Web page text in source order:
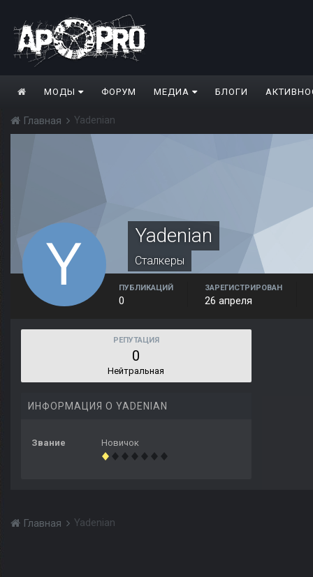
МОДЫ ФОРУМ МЕДИА БЛОГИ
Главная Yadenian
Yadenian
Сталкеры
ПУБЛИКАЦИЙ
0
ЗАРЕГИСТРИРОВАН
26 апреля
РЕПУТАЦИЯ
0
Нейтральная
ИНФОРМАЦИЯ О YADENIAN
Звание Новичок
Главная Yadenian